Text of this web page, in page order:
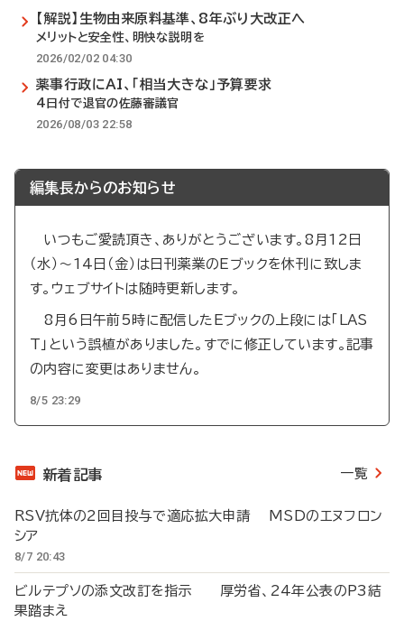
【解説】生物由来原料基準、8年ぶり大改正へ
メリットと安全性、明快な説明を
2026/02/02 04:30
薬事行政にAI、「相当大きな」予算要求
4日付で退官の佐藤審議官
2026/08/03 22:58
編集長からのお知らせ
いつもご愛読頂き、ありがとうございます。8月12日
（水）～14日（金）は日刊薬業のEブックを休刊に致しま
す。ウェブサイトは随時更新します。
8月6日午前5時に配信したEブックの上段には「LAS
T」という誤植がありました。すでに修正しています。記事
の内容に変更はありません。
8/5 23:29
新着記事 一覧
RSV抗体の2回目投与で適応拡大申請 MSDのエヌフロン
シア
8/7 20:43
ビルテプソの添文改訂を指示 厚労省、24年公表のP3結
果踏まえ